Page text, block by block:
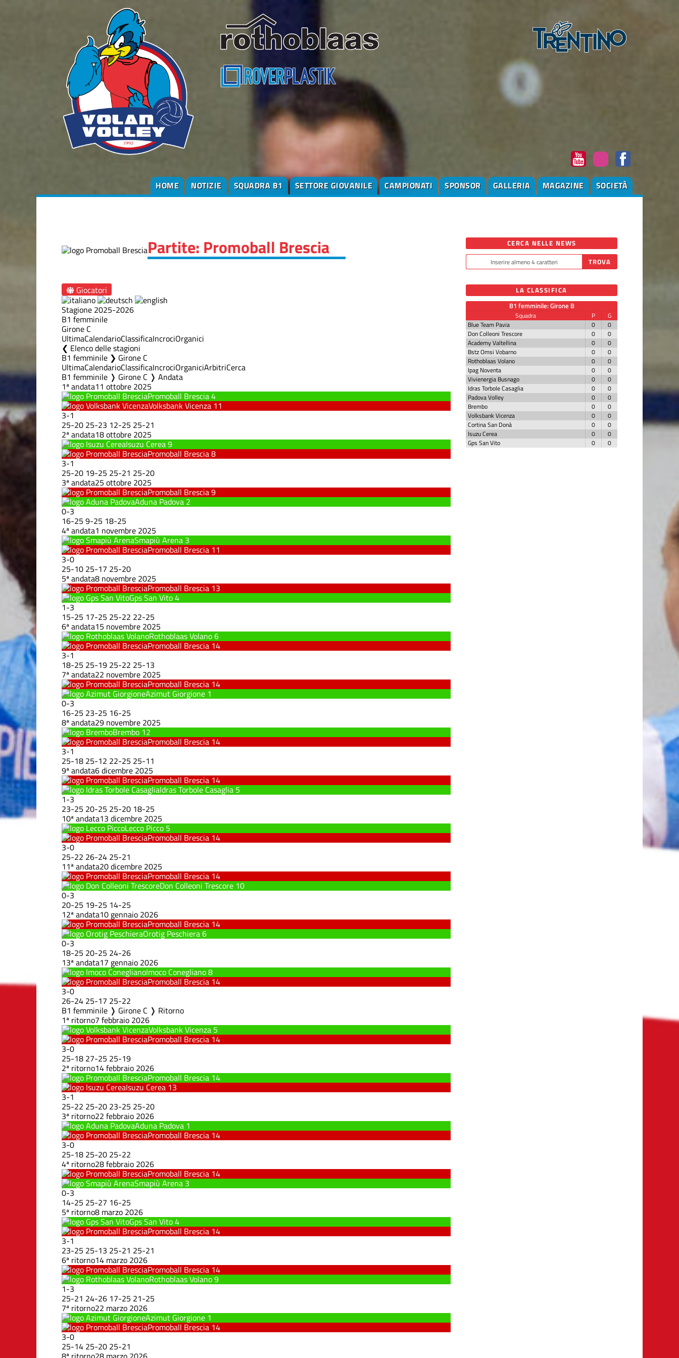
HOME NOTIZIE SQUADRA B1 SETTORE GIOVANILE CAMPIONATI SPONSOR GALLERIA MAGAZINE SOCIETÀ
Partite: Promoball Brescia
Giocatori
Stagione 2025-2026
B1 femminile
Girone C
UltimaCalendarioClassificaIncrociOrganici
Elenco delle stagioni
B1 femminile ❯ Girone C
UltimaCalendarioClassificaIncrociOrganiciArbitriCerca
B1 femminile ❭ Girone C ❭ Andata
1ª andata11 ottobre 2025
Promoball Brescia4
Volksbank Vicenza 11
3-1
25-20 25-23 12-25 25-21
2ª andata18 ottobre 2025
Isuzu Cerea9
Promoball Brescia8
3-1
25-20 19-25 25-21 25-20
3ª andata25 ottobre 2025
Promoball Brescia9
Aduna Padova 2
0-3
16-25 9-25 18-25
4ª andata1 novembre 2025
Smapiù Arena 3
Promoball Brescia 11
3-0
25-10 25-17 25-20
5ª andata8 novembre 2025
Promoball Brescia 13
Gps San Vito4
1-3
15-25 17-25 25-22 22-25
6ª andata15 novembre 2025
Rothoblaas Volano6
Promoball Brescia 14
3-1
18-25 25-19 25-22 25-13
7ª andata22 novembre 2025
Promoball Brescia 14
Azimut Giorgione 1
0-3
16-25 23-25 16-25
8ª andata29 novembre 2025
Brembo 12
Promoball Brescia 14
3-1
25-18 25-12 22-25 25-11
9ª andata6 dicembre 2025
Promoball Brescia 14
Idras Torbole Casaglia 5
1-3
23-25 20-25 25-20 18-25
10ª andata13 dicembre 2025
Lecco Picco 5
Promoball Brescia 14
3-0
25-22 26-24 25-21
11ª andata20 dicembre 2025
Promoball Brescia 14
Don Colleoni Trescore 10
0-3
20-25 19-25 14-25
12ª andata10 gennaio 2026
Promoball Brescia 14
Orotig Peschiera6
0-3
18-25 20-25 24-26
13ª andata17 gennaio 2026
Imoco Conegliano8
Promoball Brescia 14
3-0
26-24 25-17 25-22
B1 femminile ❭ Girone C ❭ Ritorno
1ª ritorno7 febbraio 2026
Volksbank Vicenza 5
Promoball Brescia 14
3-0
25-18 27-25 25-19
2ª ritorno14 febbraio 2026
Promoball Brescia 14
Isuzu Cerea 13
3-1
25-22 25-20 23-25 25-20
3ª ritorno22 febbraio 2026
Aduna Padova 1
Promoball Brescia 14
3-0
25-18 25-20 25-22
4ª ritorno28 febbraio 2026
Promoball Brescia 14
Smapiù Arena 3
0-3
14-25 25-27 16-25
5ª ritorno8 marzo 2026
Gps San Vito4
Promoball Brescia 14
3-1
23-25 25-13 25-21 25-21
6ª ritorno14 marzo 2026
Promoball Brescia 14
Rothoblaas Volano9
1-3
25-21 24-26 17-25 21-25
7ª ritorno22 marzo 2026
Azimut Giorgione 1
Promoball Brescia 14
3-0
25-14 25-20 25-21
CERCA NELLE NEWS
LA CLASSIFICA
B1 femminile: Girone B
Squadra P
G
Blue Team Pavia
0
0
Don Colleoni Trescore
0
0
Academy Valtellina
0
0
Bstz Omsi Vobarno
0
0
Rothoblaas Volano
0
0
Ipag Noventa
0
0
Vivienergia Busnago
0
0
Idras Torbole Casaglia
0
0
Padova Volley
0
0
Brembo
0
0
Volksbank Vicenza
0
0
Cortina San Donà
0
0
Isuzu Cerea
0
0
Gps San Vito
0 0